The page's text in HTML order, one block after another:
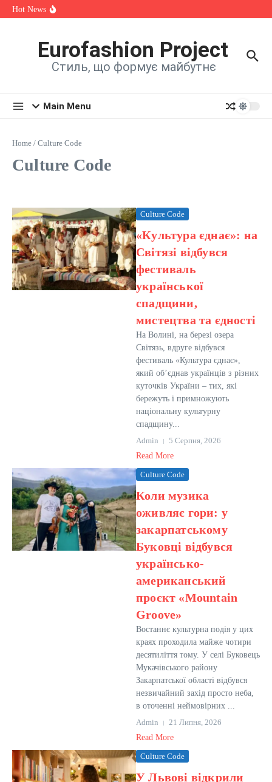
Skip to content
Hot News
її на нову пісню
Знайомтеся: Марта Павлюк і її перший трек «UМАМА»
Eurofashion Project
Стиль, що формує майбутнє
Main Menu
Home / Culture Code
Culture Code
Culture Code
«Культура єднає»: на
Світязі відбувся
фестиваль
української
спадщини,
мистецтва та єдності
На Волині, на березі озера
Світязь, вдруге відбувся
фестиваль «Культура єднає»,
який об’єднав українців з різних
куточків України – тих, які
бережуть і примножують
національну культурну
спадщину...
Admin
5 Серпня, 2026
Read More
Culture Code
Коли музика
оживляє гори: у
закарпатському
Буковці відбувся
українсько-
американський
проєкт «Mountain
Groove»
Востаннє культурна подія у цих
краях проходила майже чотири
десятиліття тому. У селі Буковець
Мукачівського району
Закарпатської області відбувся
незвичайний захід просто неба,
в оточенні неймовірних ...
Admin
21 Липня, 2026
Read More
Culture Code
У Львові відкрили